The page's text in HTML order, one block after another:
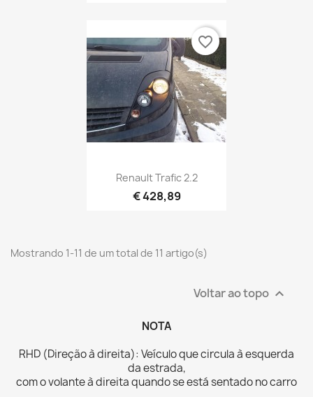
Renault Trafic 2.2
€ 428,89
favorite_border
Mostrando 1-11 de um total de 11 artigo(s)
Voltar ao topo 
NOTA
RHD (Direção à direita): Veículo que circula à esquerda
daestrada,
com o volante à direita quando se está sentado no carro